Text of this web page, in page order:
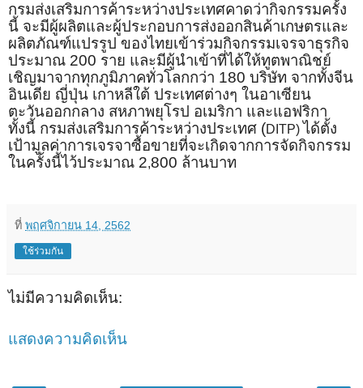
กรมส่งเสริมการค้าระหว่างประเทศคาดว่ากิจกรรมครั้ง
นี้ จะมีผู้ผลิตและผู้ประกอบการส่งออกสินค้าเกษตรและ
ผลิตภัณฑ์แปรรูป ของไทยเข้าร่วมกิจกรรมเจรจาธุรกิจ
ประมาณ 200 ราย และมีผู้นำเข้าที่ได้ให้ทูตพาณิชย์
เชิญมาจากทุกภูมิภาคทั่วโลกกว่า 180 บริษัท จากทั้งจีน
อินเดีย ญี่ปุ่น เกาหลีใต้ ประเทศต่างๆ ในอาเซียน
ตะวันออกกลาง สหภาพยุโรป อเมริกา และแอฟริกา
ทั้งนี้ กรมส่งเสริมการค้าระหว่างประเทศ (DITP) ได้ตั้ง
เป้ามูลค่าการเจรจาซื้อขายที่จะเกิดจากการจัดกิจกรรม
ในครั้งนี้ไว้ประมาณ 2,800 ล้านบาท
ที่ พฤศจิกายน 14, 2562
ใช้ร่วมกัน
ไม่มีความคิดเห็น:
แสดงความคิดเห็น